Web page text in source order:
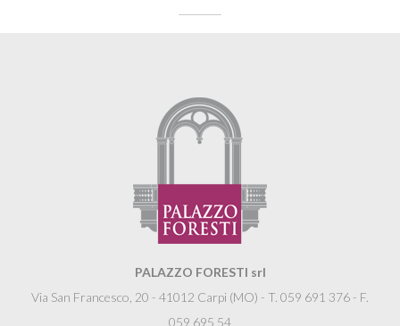
PALAZZO FORESTI srl
Via San Francesco, 20 - 41012 Carpi (MO) - T. 059 691 376 - F.
059 695 54